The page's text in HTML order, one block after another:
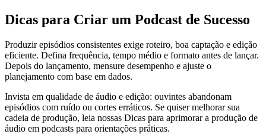
Dicas para Criar um Podcast de Sucesso
Produzir episódios consistentes exige roteiro, boa captação e edição
eficiente. Defina frequência, tempo médio e formato antes de lançar.
Depois do lançamento, mensure desempenho e ajuste o
planejamento com base em dados.
Invista em qualidade de áudio e edição: ouvintes abandonam
episódios com ruído ou cortes erráticos. Se quiser melhorar sua
cadeia de produção, leia nossas Dicas para aprimorar a produção de
áudio em podcasts para orientações práticas.